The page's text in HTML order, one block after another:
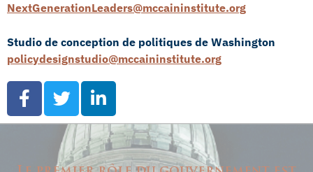
NextGenerationLeaders@mccaininstitute.org
Studio de conception de politiques de Washington
policydesignstudio@mccaininstitute.org